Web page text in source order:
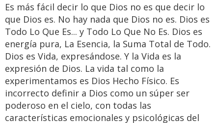
Es más fácil decir lo que Dios no es que decir lo
que Dios es. No hay nada que Dios no es. Dios es
Todo Lo Que Es... y Todo Lo Que No Es. Dios es
energía pura, La Esencia, la Suma Total de Todo.
Dios es Vida, expresándose. Y la Vida es la
expresión de Dios. La vida tal como la
experimentamos es Dios Hecho Físico. Es
incorrecto definir a Dios como un súper ser
poderoso en el cielo, con todas las
características emocionales y psicológicas del